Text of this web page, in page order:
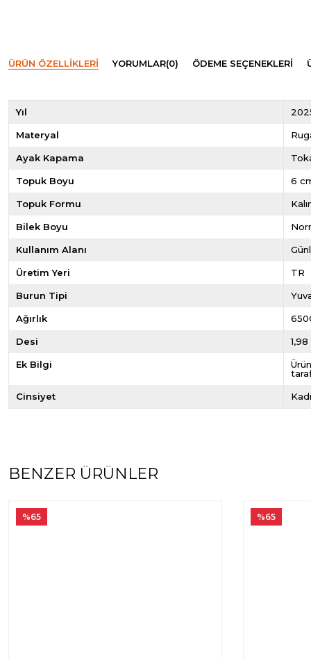
ÜRÜN ÖZELLIKLERI YORUMLAR(0) ÖDEME SEÇENEKLERI
Yıl
Materyal
Ayak Kapama
Topuk Boyu 6
Topuk Formu
Bilek Boyu
Kullanım Alanı
Üretim Yeri TR
Burun Tipi
Ağırlık
Desi 1,98
Ek Bilgi
Cinsiyet
BENZER ÜRÜNLER
%65 %65